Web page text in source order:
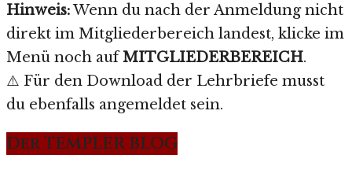
Hinweis:Wenn du nach der Anmeldung nicht
direkt im Mitgliederbereich landest, klicke im
Menü noch aufMITGLIEDERBEREICH.
⚠️ Für den Download der Lehrbriefe musst
du ebenfalls angemeldet sein.
Der TEMPLER BLOG